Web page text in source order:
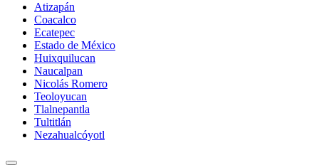
Atizapán
Coacalco
Ecatepec
Estado de México
Huixquilucan
Naucalpan
Nicolás Romero
Teoloyucan
Tlalnepantla
Tultitlán
Nezahualcóyotl